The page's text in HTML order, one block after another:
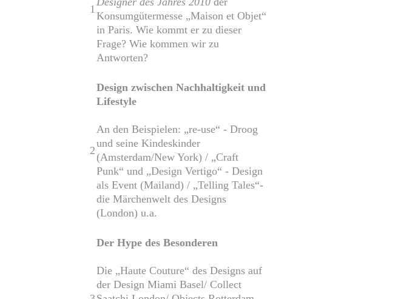
1
Konsumgütermesse „Maison et Objet“
in Paris. Wie kommt er zu dieser
Frage? Wie kommen wir zu
Antworten?
2
Design zwischen Nachhaltigkeit und
Lifestyle
An den Beispielen: „re-use“ - Droog
und seine Kindeskinder
(Amsterdam/New York) / „Craft
Punk“ und „Design Vertigo“ - Design
als Event (Mailand) / „Telling Tales“-
die Märchenwelt des Designs
(London) u.a.
Der Hype des Besonderen
Die „Haute Couture“ des Designs auf
der Design Miami Basel/ Collect